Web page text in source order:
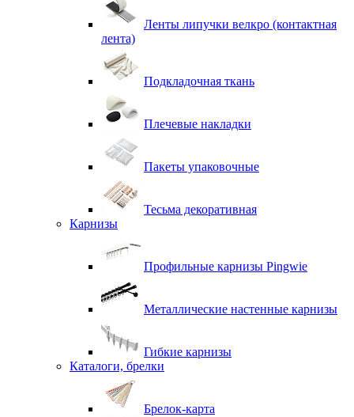
Ленты липучки велкро (контактная
лента)
Подкладочная ткань
Плечевые накладки
Пакеты упаковочные
Тесьма декоративная
Карнизы
Профильные карнизы Pingwie
Металлические настенные карнизы
Гибкие карнизы
Каталоги, брелки
Брелок-карта